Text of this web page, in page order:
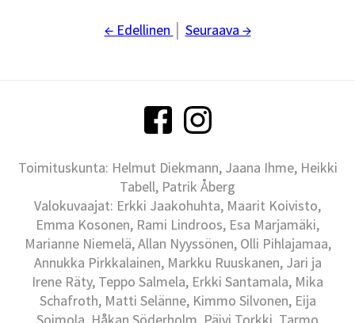
← Edellinen Seuraava →
Toimituskunta: Helmut Diekmann, Jaana Ihme, Heikki
Tabell, Patrik Åberg
Valokuvaajat: Erkki Jaakohuhta, Maarit Koivisto,
Emma Kosonen, Rami Lindroos, Esa Marjamäki,
Marianne Niemelä, Allan Nyyssönen, Olli Pihlajamaa,
Annukka Pirkkalainen, Markku Ruuskanen, Jari ja
Irene Räty, Teppo Salmela, Erkki Santamala, Mika
Schafroth, Matti Selänne, Kimmo Silvonen, Eija